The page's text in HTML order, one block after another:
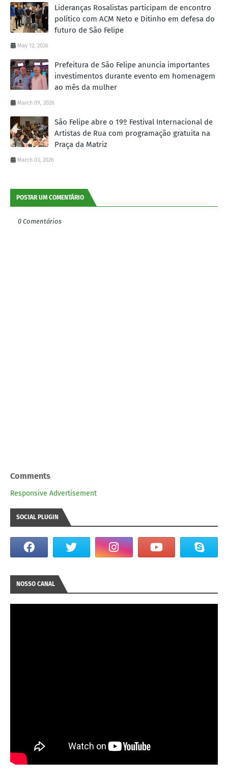
Lideranças Rosalistas participam de encontro
político com ACM Neto e Ditinho em defesa do
futuro de São Felipe
May 12, 2026
Prefeitura de São Felipe anuncia importantes
investimentos durante evento em homenagem
ao mês da mulher
March 09, 2026
São Felipe abre o 19º Festival Internacional de
Artistas de Rua com programação gratuita na
Praça da Matriz
March 03, 2026
POSTAR UM COMENTÁRIO
0 Comentários
Comments
Responsive Advertisement
SOCIAL PLUGIN
NOSSO CANAL